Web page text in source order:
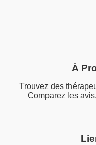
À
Trouvez des
Comparez les